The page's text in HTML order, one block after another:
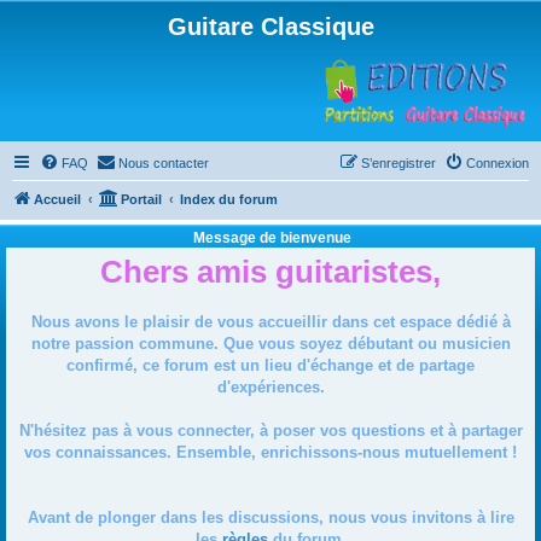
Guitare Classique
FAQ Nous contacter Connexion
S’enregistrer
Accueil Portail Index du forum
Message de bienvenue
Chers amis guitaristes,
Nous avons le plaisir de vous accueillir dans cet espace dédié à
notre passion commune. Que vous soyez débutant ou musicien
confirmé, ce forum est un lieu d'échange et de partage
d'expériences.
N'hésitez pas à vous connecter, à poser vos questions et à partager
vos connaissances. Ensemble, enrichissons-nous mutuellement !
Avant de plonger dans les discussions, nous vous invitons à lire